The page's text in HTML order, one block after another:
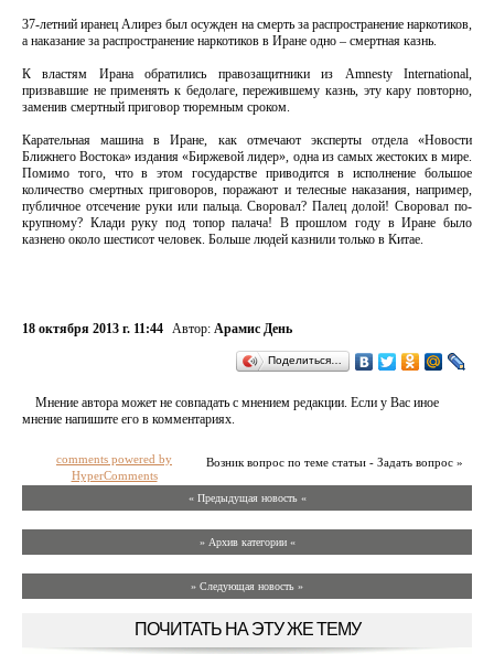
37-летний иранец Алирез был осужден на смерть за распространение наркотиков,
а наказание за распространение наркотиков в Иране одно – смертная казнь.
К властям Ирана обратились правозащитники из Amnesty International,
призвавшие не применять к бедолаге, пережившему казнь, эту кару повторно,
заменив смертный приговор тюремным сроком.
Карательная машина в Иране, как отмечают эксперты отдела «Новости
Ближнего Востока» издания «Биржевой лидер», одна из самых жестоких в мире.
Помимо того, что в этом государстве приводится в исполнение большое
количество смертных приговоров, поражают и телесные наказания, например,
публичное отсечение руки или пальца. Своровал? Палец долой! Своровал по-
крупному? Клади руку под топор палача! В прошлом году в Иране было
казнено около шестисот человек. Больше людей казнили только в Китае.
18 октября 2013 г. 11:44 Автор: Арамис День
Поделиться…
Мнение автора может не совпадать с мнением редакции. Если у Вас иное
мнение напишите его в комментариях.
Возник вопрос по теме статьи - Задать вопрос »
comments powered by
HyperComments
« Предыдущая новость «
» Архив категории «
» Следующая новость »
ПОЧИТАТЬ НА ЭТУ ЖЕ ТЕМУ